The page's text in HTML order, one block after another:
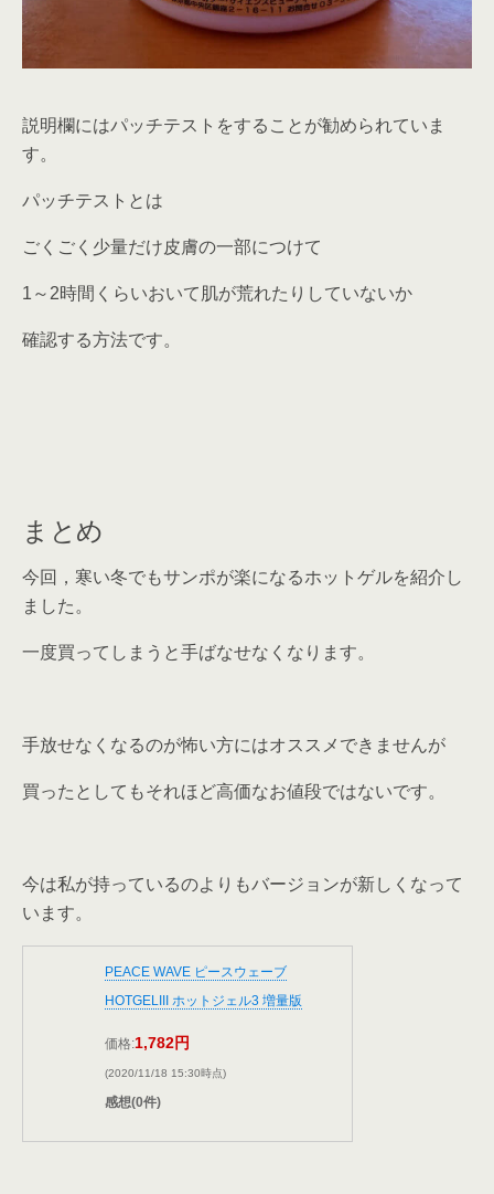
説明欄にはパッチテストをすることが勧められていま
す。
パッチテストとは
ごくごく少量だけ皮膚の一部につけて
1～2時間くらいおいて肌が荒れたりしていないか
確認する方法です。
まとめ
今回，寒い冬でもサンポが楽になるホットゲルを紹介し
ました。
一度買ってしまうと手ばなせなくなります。
手放せなくなるのが怖い方にはオススメできませんが
買ったとしてもそれほど高価なお値段ではないです。
今は私が持っているのよりもバージョンが新しくなって
います。
PEACE WAVE ピースウェーブ
HOTGELIII ホットジェル3 増量版
価格:1,782円
(2020/11/18 15:30時点)
感想(0件)